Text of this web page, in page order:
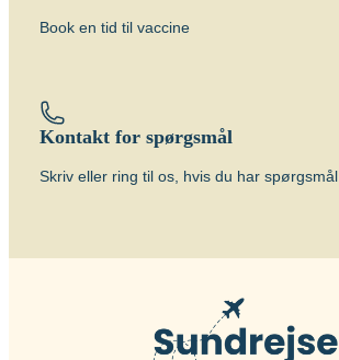
Book en tid til vaccine
Kontakt for spørgsmål
Skriv eller ring til os, hvis du har spørgsmål